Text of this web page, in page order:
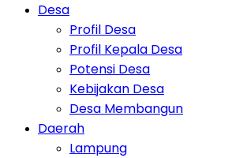
Desa
Profil Desa
Profil Kepala Desa
Potensi Desa
Kebijakan Desa
Desa Membangun
Daerah
Lampung